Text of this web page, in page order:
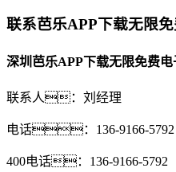
联系芭乐APP下载无限
深圳芭乐APP下载无限免费电
联系人：刘经理
电话：136-9166-5792
400电话：136-9166-5792